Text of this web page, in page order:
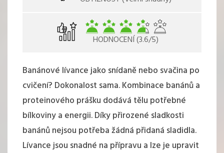
HODNOCENÍ (3.6/5)
Banánové lívance jako snídaně nebo svačina po
cvičení? Dokonalost sama. Kombinace banánů a
proteinového prášku dodává tělu potřebné
bílkoviny a energii. Díky přirozené sladkosti
banánů nejsou potřeba žádná přidaná sladidla.
Lívance jsou snadné na přípravu a lze je upravit